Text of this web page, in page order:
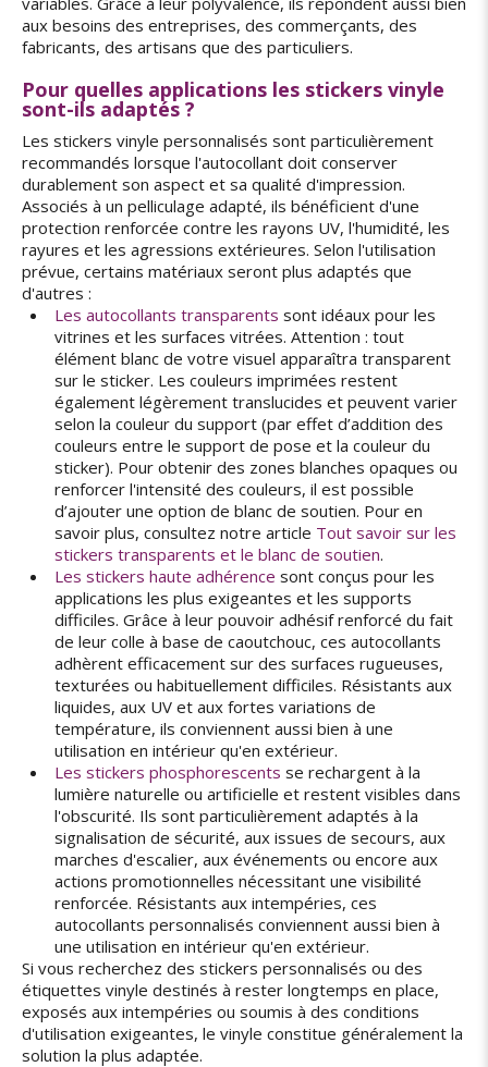
aux besoins des entreprises, des commerçants, des
fabricants, des artisans que des particuliers.
Pour quelles applications les stickers vinyle
sont-ils adaptés ?
Les stickers vinyle personnalisés sont particulièrement
recommandés lorsque l'autocollant doit conserver
durablement son aspect et sa qualité d'impression.
Associés à un pelliculage adapté, ils bénéficient d'une
protection renforcée contre les rayons UV, l'humidité, les
rayures et les agressions extérieures. Selon l'utilisation
prévue, certains matériaux seront plus adaptés que
d'autres :
Les autocollants transparents sont idéaux pour les
vitrines et les surfaces vitrées. Attention : tout
élément blanc de votre visuel apparaîtra transparent
sur le sticker. Les couleurs imprimées restent
également légèrement translucides et peuvent varier
selon la couleur du support (par effet d’addition des
couleurs entre le support de pose et la couleur du
sticker). Pour obtenir des zones blanches opaques ou
renforcer l'intensité des couleurs, il est possible
d’ajouter une option de blanc de soutien. Pour en
savoir plus, consultez notre article Tout savoir sur les
stickers transparents et le blanc de soutien.
Les stickers haute adhérence sont conçus pour les
applications les plus exigeantes et les supports
difficiles. Grâce à leur pouvoir adhésif renforcé du fait
de leur colle à base de caoutchouc, ces autocollants
adhèrent efficacement sur des surfaces rugueuses,
texturées ou habituellement difficiles. Résistants aux
liquides, aux UV et aux fortes variations de
température, ils conviennent aussi bien à une
utilisation en intérieur qu'en extérieur.
Les stickers phosphorescents se rechargent à la
lumière naturelle ou artificielle et restent visibles dans
l'obscurité. Ils sont particulièrement adaptés à la
signalisation de sécurité, aux issues de secours, aux
marches d'escalier, aux événements ou encore aux
actions promotionnelles nécessitant une visibilité
renforcée. Résistants aux intempéries, ces
autocollants personnalisés conviennent aussi bien à
une utilisation en intérieur qu'en extérieur.
Si vous recherchez des stickers personnalisés ou des
étiquettes vinyle destinés à rester longtemps en place,
exposés aux intempéries ou soumis à des conditions
d'utilisation exigeantes, le vinyle constitue généralement la
solution la plus adaptée.